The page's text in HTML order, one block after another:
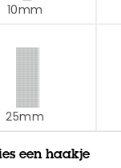
10mm
25mm
een haakje